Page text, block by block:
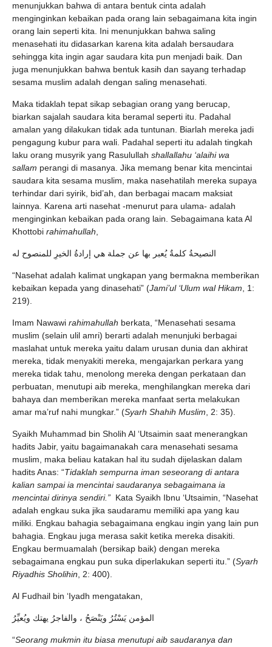
menunjukkan bahwa di antara bentuk cinta adalah
menginginkan kebaikan pada orang lain sebagaimana kita ingin
orang lain seperti kita. Ini menunjukkan bahwa saling
menasehati itu didasarkan karena kita adalah bersaudara
sehingga kita ingin agar saudara kita pun menjadi baik. Dan
juga menunjukkan bahwa bentuk kasih dan sayang terhadap
sesama muslim adalah dengan saling menasehati.
Maka tidaklah tepat sikap sebagian orang yang berucap,
biarkan sajalah saudara kita beramal seperti itu. Padahal
amalan yang dilakukan tidak ada tuntunan. Biarlah mereka jadi
pengagung kubur para wali. Padahal seperti itu adalah tingkah
laku orang musyrik yang Rasulullah shallallahu ‘alaihi wa
sallam perangi di masanya. Jika memang benar kita mencintai
saudara kita sesama muslim, maka nasehatilah mereka supaya
terhindar dari syirik, bid’ah, dan berbagai macam maksiat
lainnya. Karena arti nasehat -menurut para ulama- adalah
menginginkan kebaikan pada orang lain. Sebagaimana kata Al
Khottobi rahimahullah
النصيحةُ كلمةٌ يُعبر بها عن جملة هي إرادةُ الخيرِ للمنصوح له
“Nasehat adalah kalimat ungkapan yang bermakna memberikan
kebaikan kepada yang dinasehati” (Jami’ul ‘Ulum wal Hikam , 1:
219).
Imam Nawawi rahimahullah berkata, “Menasehati sesama
muslim (selain ulil amri) berarti adalah menunjuki berbagai
maslahat untuk mereka yaitu dalam urusan dunia dan akhirat
mereka, tidak menyakiti mereka, mengajarkan perkara yang
mereka tidak tahu, menolong mereka dengan perkataan dan
perbuatan, menutupi aib mereka, menghilangkan mereka dari
bahaya dan memberikan mereka manfaat serta melakukan
amar ma’ruf nahi mungkar.” (Syarh Shahih Muslim , 2: 35).
Syaikh Muhammad bin Sholih Al ‘Utsaimin saat menerangkan
hadits Jabir, yaitu bagaimanakah cara menasehati sesama
muslim, maka beliau katakan hal itu sudah dijelaskan dalam
hadits Anas: “Tidaklah sempurna iman seseorang di antara
kalian sampai ia mencintai saudaranya sebagaimana ia
mencintai dirinya sendiri.” Kata Syaikh Ibnu ‘Utsaimin, “Nasehat
adalah engkau suka jika saudaramu memiliki apa yang kau
miliki. Engkau bahagia sebagaimana engkau ingin yang lain pun
bahagia. Engkau juga merasa sakit ketika mereka disakiti.
Engkau bermuamalah (bersikap baik) dengan mereka
sebagaimana engkau pun suka diperlakukan seperti itu.” (Syarh
Riyadhis Sholihin , 2: 400).
Al Fudhail bin ‘Iyadh mengatakan,
المؤمن يَسْتُرُ ويَنْصَحُ ، والفاجرُ يهتك ويُعيِّرُ
“Seorang mukmin itu biasa menutupi aib saudaranya dan